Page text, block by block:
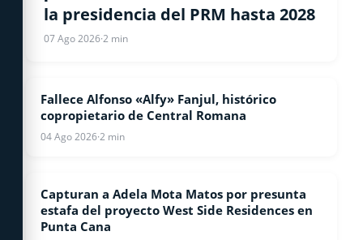
la presidencia del PRM hasta 2028
07 Ago 2026·2 min
NACIONALES
Fallece Alfonso «Alfy» Fanjul, histórico
copropietario de Central Romana
04 Ago 2026·2 min
NOTICIAS
Capturan a Adela Mota Matos por presunta
estafa del proyecto West Side Residences en
Punta Cana